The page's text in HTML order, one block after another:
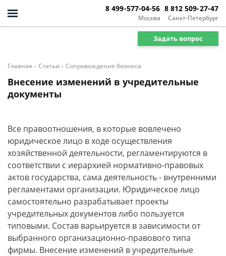
Москва
8 499-577-04-56
Санкт-Петербург
8 812 509-27-47
Задать вопрос
Главная - Статьи - Сопровождение бизнеса
Внесение изменений в учредительные
документы
Все правоотношения, в которые вовлечено
юридическое лицо в ходе осуществления
хозяйственной деятельности, регламентируются в
соответствии с иерархией нормативно-правовых
актов государства, сама деятельность - внутренними
регламентами организации. Юридическое лицо
самостоятельно разрабатывает проекты
учредительных документов либо пользуется
типовыми. Состав варьируется в зависимости от
выбранного организационно-правового типа
фирмы. Внесение изменений в учредительные